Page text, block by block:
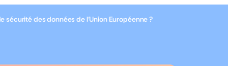
des données de l’Union Européenne ?